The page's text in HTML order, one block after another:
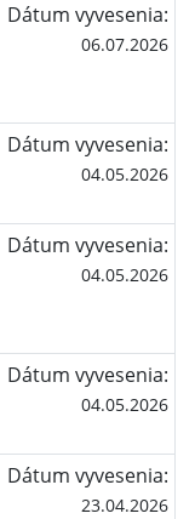
Dátum vyvesenia:
06.07.2026
Dátum vyvesenia:
04.05.2026
Dátum vyvesenia:
04.05.2026
Dátum vyvesenia:
04.05.2026
Dátum vyvesenia:
23.04.2026